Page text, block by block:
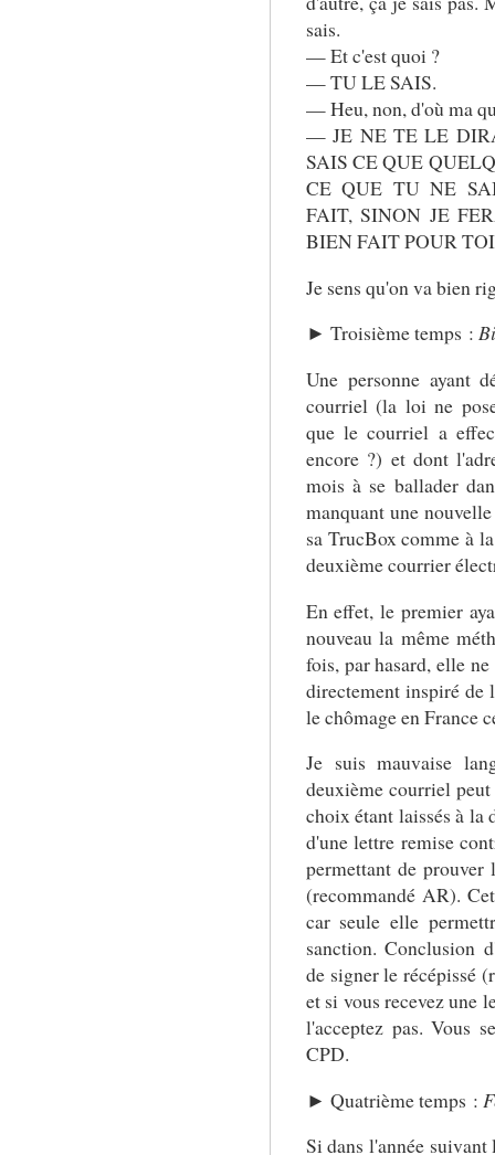
sais.
— Et c'est quoi ?
— TU LE SAIS.
— Heu, non, d'où ma
— JE NE TE LE
SAIS CE QUE
CE QUE TU NE
FAIT, SINON JE
BIEN FAIT POUR
Je sens qu'on va bien
► Troisième temps :
Une personne ayant
courriel (la loi ne
que le courriel a
encore ?) et dont
mois à se ballader
manquant une
sa TrucBox comme à
deuxième courrier
En effet, le premier
nouveau la même
fois, par hasard, elle
directement inspiré de
le chômage en France
Je suis mauvaise
deuxième courriel
choix étant laissés à la
d'une lettre remise
permettant de
(recommandé AR).
car seule elle
sanction. Conclusion
de signer le récépissé
et si vous recevez une
l'acceptez pas. Vous
CPD.
► Quatrième temps :
Si dans l'année